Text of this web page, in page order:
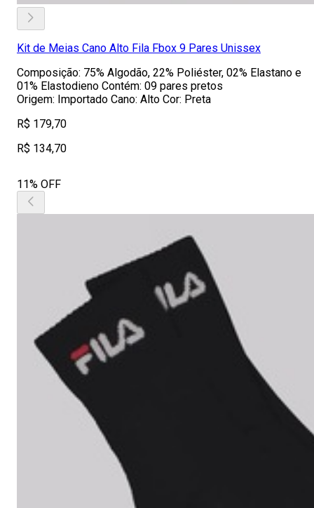
Kit de Meias Cano Alto Fila Fbox 9 Pares Unissex
Composição: 75% Algodão, 22% Poliéster, 02% Elastano e
01% Elastodieno Contém: 09 pares pretos
Origem: Importado Cano: Alto Cor: Preta
R$ 179,70
R$ 134,70
11% OFF